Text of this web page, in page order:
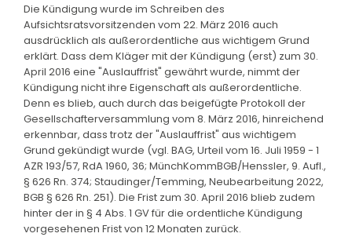
Die Kündigung wurde im Schreiben des
Aufsichtsratsvorsitzenden vom 22. März 2016 auch
ausdrücklich als außerordentliche aus wichtigem Grund
erklärt. Dass dem Kläger mit der Kündigung (erst) zum 30.
April 2016 eine "Auslauffrist" gewährt wurde, nimmt der
Kündigung nicht ihre Eigenschaft als außerordentliche.
Denn es blieb, auch durch das beigefügte Protokoll der
Gesellschafterversammlung vom 8. März 2016, hinreichend
erkennbar, dass trotz der "Auslauffrist" aus wichtigem
Grund gekündigt wurde (vgl. BAG, Urteil vom 16. Juli 1959 - 1
AZR 193/57, RdA 1960, 36; MünchKommBGB/Henssler, 9. Aufl.,
§ 626 Rn. 374; Staudinger/Temming, Neubearbeitung 2022,
BGB § 626 Rn. 251). Die Frist zum 30. April 2016 blieb zudem
hinter der in § 4 Abs. 1 GV für die ordentliche Kündigung
vorgesehenen Frist von 12 Monaten zurück.